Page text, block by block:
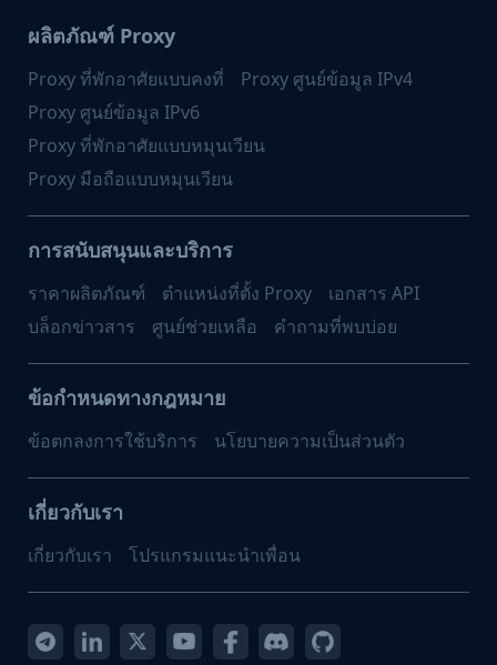
ผลิตภัณฑ์ Proxy
Proxy ที่พักอาศัยแบบคงที่
Proxy ศูนย์ข้อมูล IPv4
Proxy ศูนย์ข้อมูล IPv6
Proxy ที่พักอาศัยแบบหมุนเวียน
Proxy มือถือแบบหมุนเวียน
การสนับสนุนและบริการ
ราคาผลิตภัณฑ์ ตำแหน่งที่ตั้ง Proxy
เอกสาร API
บล็อกข่าวสาร
ศูนย์ช่วยเหลือ คำถามที่พบบ่อย
ข้อกำหนดทางกฎหมาย
ข้อตกลงการใช้บริการ นโยบายความเป็นส่วนตัว
เกี่ยวกับเรา
เกี่ยวกับเรา โปรแกรมแนะนำเพื่อน